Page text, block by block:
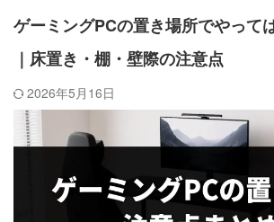
ゲーミングPCの置き場所でやって
｜床置き・棚・壁際の注意点
2026年5月16日